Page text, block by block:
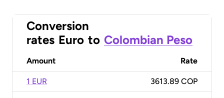
Conversion
rates Euro to Colombian Peso
Amount Rate
1 EUR 3613.89 COP